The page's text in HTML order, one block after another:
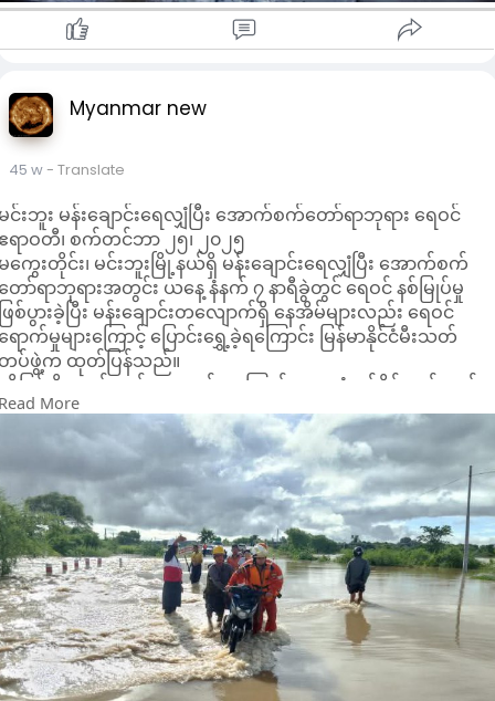
Myanmar new
45 w- Translate
င်းဘူး မန်းချောင်းရေလျှံပြီး အောက်စက်တော်ရာဘုရား ရေဝင်
ရာဝတီ၊ စက်တင်ဘာ ၂၅၊ ၂၀၂၅
ကွေးတိုင်း၊ မင်းဘူးမြို့နယ်ရှိ မန်းချောင်းရေလျှံပြီး အောက်စက်
ော်ရာဘုရားအတွင်း ယနေ့ နံနက် ၇ နာရီခွဲတွင် ရေဝင် နစ်မြုပ်မှု
ြစ်ပွားခဲ့ပြီး မန်းချောင်းတလျောက်ရှိ နေအိမ်များ‌လည်း ရေဝင်
ောက်မှုများကြောင့် ပြောင်းရွှေ့ခဲ့ရကြောင်း မြန်မာနိုင်ငံမီးသတ်
ပ်ဖွဲ့က ထုတ်ပြန်သည်။
ပြင် မိုးသည်းထန်စွာရွာသွန်းမှုကြောင့် ယနေ့ နံနက်ပိုင်းတွင်လည်း
င်းဘူး-စကုကားလမ်းပေါ် ရေကျော်၍ လမ်းပိတ်မှု ဖြစ်ပေါ်ခဲ့
ြောင်း မီးသတ်တပ်ဖွဲ့က ဖော်ပြထားသည်။
ရုတ်နိုင်ငံတောင်ပိုင်းကို ဖြတ်သန်းခဲ့သော အားကောင်းသည့် အပူ
င်းမုန်တိုင်း “ရာဂါဆာ” သည် လာမည့် ၆ နာရီအတွင်း အပူပိုင်း
န်တိုင်းအဖြစ်ဖြင့် ကွမ်ရှီးပြည်နယ် တောင်ပိုင်းဒေသများကို
က်လက်ဖြတ်ကျော်နိုင်ကာ ထိုမှတဆင့် အနောက် ဘက်သို့
က်လက်ရွေ့လျားနိုင်ပြီး လာမည့် ၂၄ နာရီအတွင်း အပူပိုင်းမုန်တိုင်း
ယ်အဖြစ်နှင့် ဗီယက်နမ်နိုင်ငံ မြောက်ပိုင်း ဒေသများကို ဆက်လက်
ြတ်ကျော်နိုင်သည်ဟု စစ်ကော်မရှင် လက်အောက်ခံ မိုးလေဝသနှင့်
လဗေဒညွှန်ကြားမှုဦးစီး ဌာနက ထုတ်ပြန်ထားသည်။
ကြောင့် စစ်ကိုင်းတိုင်းအောက်ပိုင်း၊ ကချင်၊ ကရင်နီနှင့်
မ်းပြည်နယ်(မြောက်ပိုင်း) တို့တွင် နေရာကျဲကျဲ၊ စစ်ကိုင်း အထက်
More